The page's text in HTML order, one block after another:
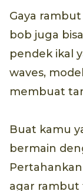
Gaya
bob juga
pendek ikal
waves,
membuat
Buat kamu
bermain
agar rambut